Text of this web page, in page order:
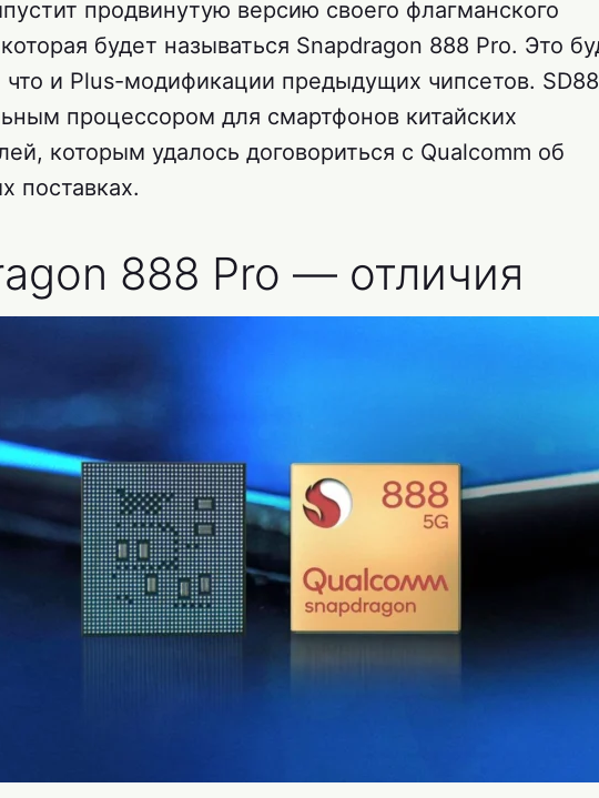
продвинутую версию своего флагманского
будет называться Snapdragon 888 Pro. Это
и Plus-модификации предыдущих чипсетов.
процессором для смартфонов китайских
которым удалось договориться с Qualcomm об
поставках.
888 Pro — отличия